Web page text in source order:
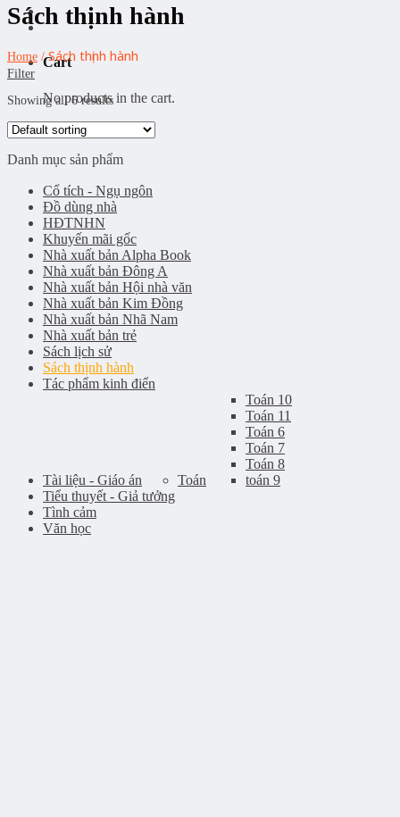
Cart
No products in the cart.
Sách thịnh hành
Home /Sách thịnh hành
Filter
Showing all 6 results
Danh mục sản phẩm
Cổ tích - Ngụ ngôn
Đồ dùng nhà
HĐTNHN
Khuyến mãi gốc
Nhà xuất bản Alpha Book
Nhà xuất bản Đông A
Nhà xuất bản Hội nhà văn
Nhà xuất bản Kim Đồng
Nhà xuất bản Nhã Nam
Nhà xuất bản trẻ
Sách lịch sử
Sách thịnh hành
Tác phẩm kinh điển
Tài liệu - Giáo án Toán
Toán 10
Toán 11
Toán 6
Toán 7
Toán 8
toán 9
Tiểu thuyết - Giả tưởng
Tình cảm
Văn học